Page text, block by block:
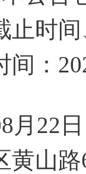
止时
：
月22
山